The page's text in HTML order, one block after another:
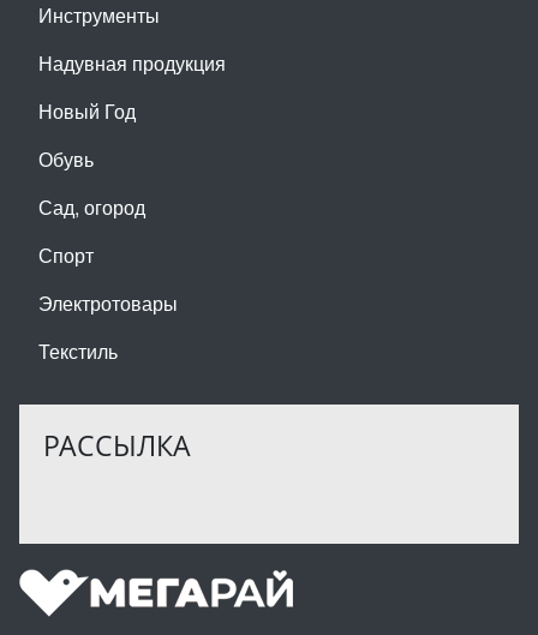
Инструменты
Надувная продукция
Новый Год
Обувь
Сад, огород
Спорт
Электротовары
Текстиль
РАССЫЛКА